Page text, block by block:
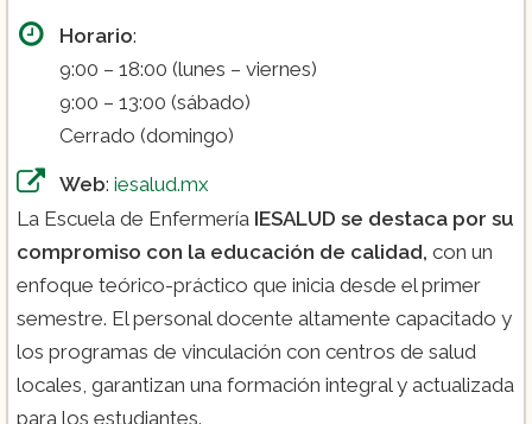
Horario:
9:00 – 18:00 (lunes – viernes)
9:00 – 13:00 (sábado)
Cerrado (domingo)
Web: iesalud.mx
La Escuela de Enfermería IESALUD se destaca por su
compromiso con la educación de calidad, con un
enfoque teórico-práctico que inicia desde el primer
semestre. El personal docente altamente capacitado y
los programas de vinculación con centros de salud
locales, garantizan una formación integral y actualizada
para los estudiantes​.